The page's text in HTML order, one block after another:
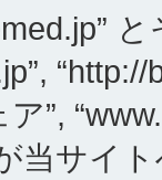
と
”,
当サイ